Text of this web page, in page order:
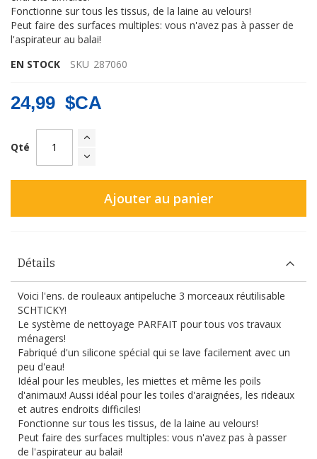
Fonctionne sur tous les tissus, de la laine au velours!
Peut faire des surfaces multiples: vous n'avez pas à passer de
l'aspirateur au balai!
EN STOCK
SKU 287060
24,99 $CA
Qté
Ajouter au panier
Détails
Voici l'ens. de rouleaux antipeluche 3 morceaux réutilisable
SCHTICKY!
Le système de nettoyage PARFAIT pour tous vos travaux
ménagers!
Fabriqué d'un silicone spécial qui se lave facilement avec un
peu d'eau!
Idéal pour les meubles, les miettes et même les poils
d'animaux! Aussi idéal pour les toiles d'araignées, les rideaux
et autres endroits difficiles!
Fonctionne sur tous les tissus, de la laine au velours!
Peut faire des surfaces multiples: vous n'avez pas à passer
de l'aspirateur au balai!